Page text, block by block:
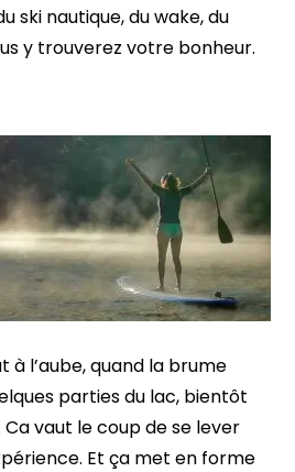
ski nautique, du wake, du
y trouverez votre bonheur.
l’aube, quand la brume
parties du lac, bientôt
Ca vaut le coup de se lever
Et ça met en forme